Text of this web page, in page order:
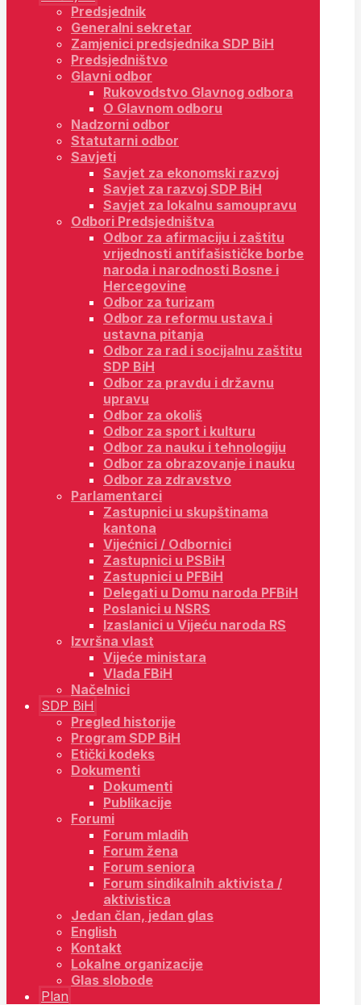
Predsjednik
Generalni sekretar
Zamjenici predsjednika SDP BiH
Predsjedništvo
Glavni odbor
Rukovodstvo Glavnog odbora
O Glavnom odboru
Nadzorni odbor
Statutarni odbor
Savjeti
Savjet za ekonomski razvoj
Savjet za razvoj SDP BiH
Savjet za lokalnu samoupravu
Odbori Predsjedništva
Odbor za afirmaciju i zaštitu
vrijednosti antifašističke borbe
naroda i narodnosti Bosne i
Hercegovine
Odbor za turizam
Odbor za reformu ustava i
ustavna pitanja
Odbor za rad i socijalnu zaštitu
SDP BiH
Odbor za pravdu i državnu
upravu
Odbor za okoliš
Odbor za sport i kulturu
Odbor za nauku i tehnologiju
Odbor za obrazovanje i nauku
Odbor za zdravstvo
Parlamentarci
Zastupnici u skupštinama
kantona
Vijećnici / Odbornici
Zastupnici u PSBiH
Zastupnici u PFBiH
Delegati u Domu naroda PFBiH
Poslanici u NSRS
Izaslanici u Vijeću naroda RS
Izvršna vlast
Vijeće ministara
Vlada FBiH
Načelnici
SDP BiH
Pregled historije
Program SDP BiH
Etički kodeks
Dokumenti
Dokumenti
Publikacije
Forumi
Forum mladih
Forum žena
Forum seniora
Forum sindikalnih aktivista /
aktivistica
Jedan član, jedan glas
English
Kontakt
Lokalne organizacije
Glas slobode
Plan